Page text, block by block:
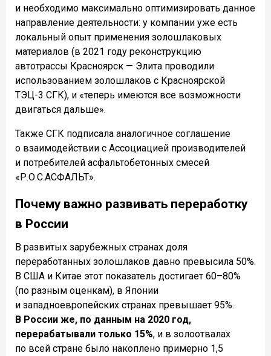
и необходимо максимально оптимизировать данное
направление деятельности: у компании уже есть
локальный опыт применения золошлаковых
материалов (в 2021 году реконструкцию
автотрассы Красноярск — Элита проводили
использованием золошлаков с Красноярской
ТЭЦ-3 СГК), и «теперь имеются все возможности
двигаться дальше».
Также СГК подписала аналогичное соглашение
о взаимодействии с Ассоциацией производителей
и потребителей асфальтобетонных смесей
«Р.О.С.АСФАЛЬТ».
Почему важно развивать переработку
в России
В развитых зарубежных странах доля
переработанных золошлаков давно превысила 50%.
В США и Китае этот показатель достигает 60–80%
(по разным оценкам), в Японии
и западноевропейских странах превышает 95%.
В России же, по данным на 2020 год,
перерабатывали только 15%, и в золоотвалах
по всей стране было накоплено примерно 1,5